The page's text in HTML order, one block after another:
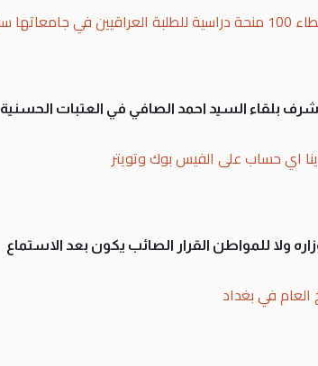
سنويا
بلقاء السيد احمد الصافي في العتبات الحسنية
اي حساب على الفيس بوك وتويتر
ولا للمواطن القرار الصائب يكون بعد الاستماع
في بغداد